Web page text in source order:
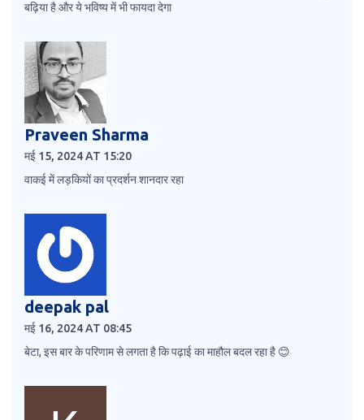
बढ़िया है और ये भविष्य में भी फायदा देगा
Praveen Sharma
मई 15, 2024 AT 15:20
वाकई में लड़कियों का प्रदर्शन शानदार रहा
deepak pal
मई 16, 2024 AT 08:45
बेटा, इस बार के परिणाम से लगता है कि पढ़ाई का माहौल बदल रहा है 😊